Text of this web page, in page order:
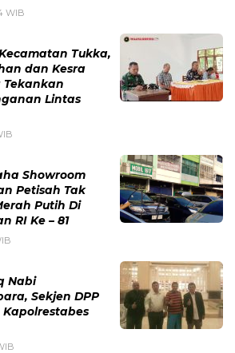
WIB
Tukka,
dan Kesra
Tekankan
Lintas
Showroom
Petisah Tak
Putih Di
RI Ke – 81
Nabi
Sekjen DPP
Kapolrestabes